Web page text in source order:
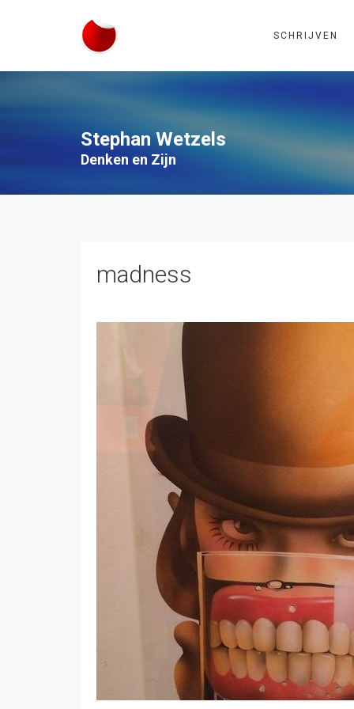
SCHRIJVEN
Stephan Wetzels
Denken en Zijn
madness